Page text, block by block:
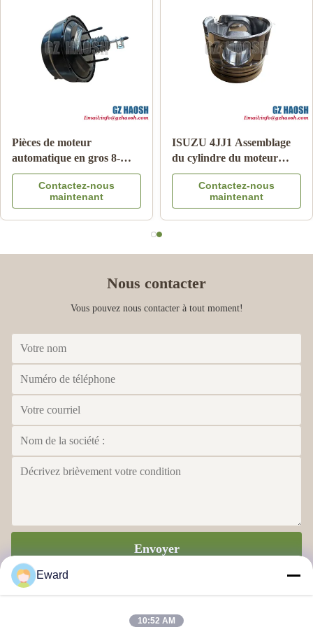
Pièces de moteur
automatique en gros 8-
97365516-DC
Amplificateur de frein
pour Isuzu DMAX 03-06
Contactez-nous
maintenant
ISUZU 4JJ1 Assemblage
du cylindre du moteur
OEM remplacement
Garantie de 3 mois
Contactez-nous
maintenant
Nous contacter
Vous pouvez nous contacter à tout moment!
Envoyer
Eward
10:52 AM